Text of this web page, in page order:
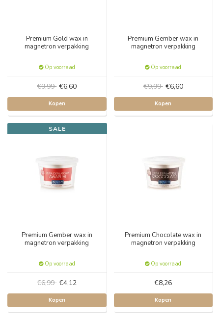
Premium Gold wax in
magnetron verpakking
Op voorraad
€9,99 €6,60
Kopen
Premium Gember wax in
magnetron verpakking
Op voorraad
€9,99 €6,60
Kopen
SALE
Premium Gember wax in
magnetron verpakking
Op voorraad
€6,99 €4,12
Kopen
Premium Chocolate wax in
magnetron verpakking
Op voorraad
€8,26
Kopen